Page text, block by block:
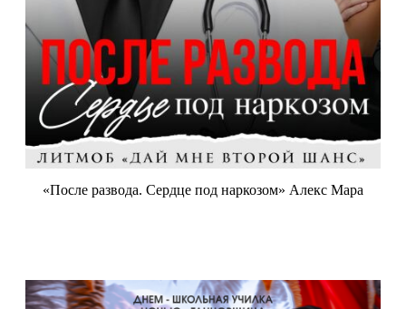
«После развода. Сердце под наркозом» Алекс Мара